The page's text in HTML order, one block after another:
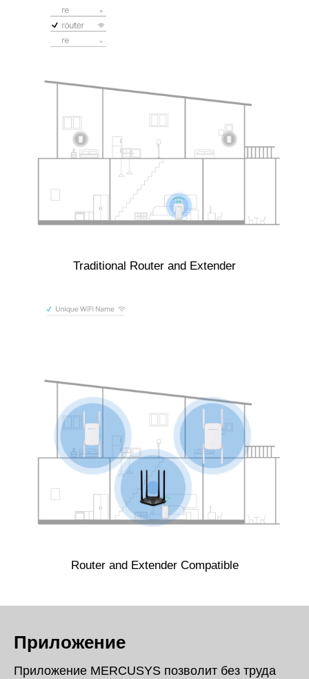
Traditional Router and Extender
Router and Extender Compatible
Приложение
Приложение MERCUSYS позволит без труда